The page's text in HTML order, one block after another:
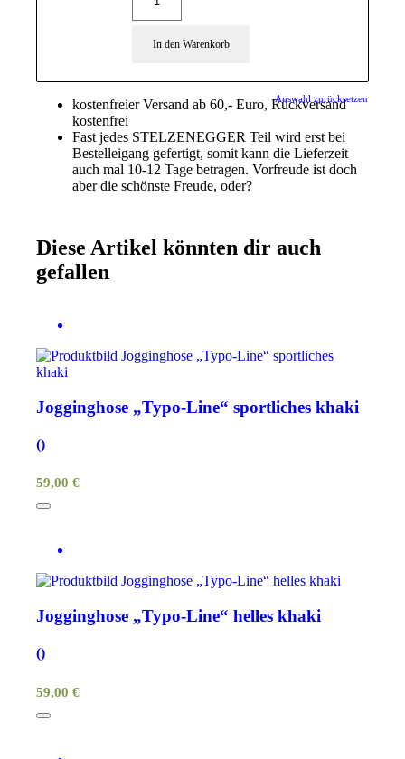
Auswahl zurücksetzen
In den Warenkorb
kostenfreier Versand ab 60,- Euro, Rückversand
kostenfrei
Fast jedes STELZENEGGER Teil wird erst bei
Bestelleigang gefertigt, somit kann die Lieferzeit
auch mal 10-12 Tage betragen. Vorfreude ist doch
aber die schönste Freude, oder?
Diese Artikel könnten dir auch
gefallen
Jogginghose „Typo-Line“ sportliches khaki
()
59,00 €
Jogginghose „Typo-Line“ helles khaki
()
59,00 €